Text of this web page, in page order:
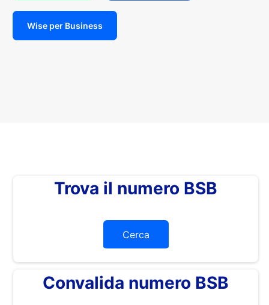
Wise per Business
Trova il numero BSB
Cerca
Convalida numero BSB